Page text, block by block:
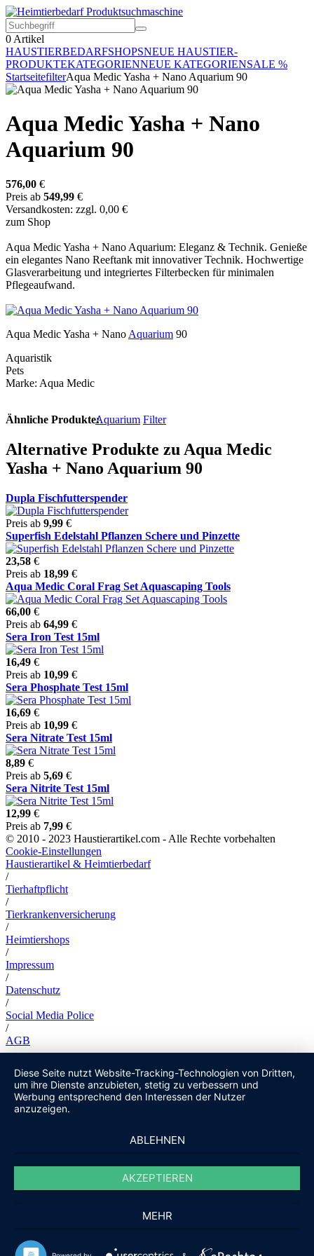
0 Artikel
HAUSTIERBEDARFSHOPSNEUE HAUSTIER-
PRODUKTEKATEGORIENNEUE KATEGORIENSALE %
StartseitefilterAqua Medic Yasha + Nano Aquarium 90
Aqua Medic Yasha + Nano
Aquarium 90
576,00 €
Preis ab 549,99 €
Versandkosten: zzgl. 0,00 €
zum Shop
Aqua Medic Yasha + Nano Aquarium: Eleganz & Technik. Genieße
ein elegantes Nano Reeftank mit innovativer Technik. Hochwertige
Glasverarbeitung und integriertes Filterbecken für minimalen
Pflegeaufwand.
Aqua Medic Yasha + Nano Aquarium 90
Aquaristik
Pets
Marke: Aqua Medic
Ähnliche Produkte:Aquarium Filter
Alternative Produkte zu Aqua Medic
Yasha + Nano Aquarium 90
Dupla Fischfutterspender
Preis ab 9,99 €
Superfish Edelstahl Pflanzen Schere und Pinzette
23,58 €
Preis ab 18,99 €
Aqua Medic Coral Frag Set Aquascaping Tools
66,00 €
Preis ab 64,99 €
Sera Iron Test 15ml
16,49 €
Preis ab 10,99 €
Sera Phosphate Test 15ml
16,69 €
Preis ab 10,99 €
Sera Nitrate Test 15ml
8,89 €
Preis ab 5,69 €
Sera Nitrite Test 15ml
12,99 €
Preis ab 7,99 €
© 2010 - 2023 Haustierartikel.com - Alle Rechte vorbehalten
Cookie-Einstellungen
Haustierartikel & Heimtierbedarf
/
Tierhaftpflicht
/
Tierkrankenversicherung
/
Heimtiershops
/
Impressum
/
Datenschutz
/
Social Media Police
/
AGB
Diese Seite nutzt Website-Tracking-Technologien von Dritten,
um ihre Dienste anzubieten, stetig zu verbessern und
Werbung entsprechend den Interessen der Nutzer
anzuzeigen.
ABLEHNEN
AKZEPTIEREN
MEHR